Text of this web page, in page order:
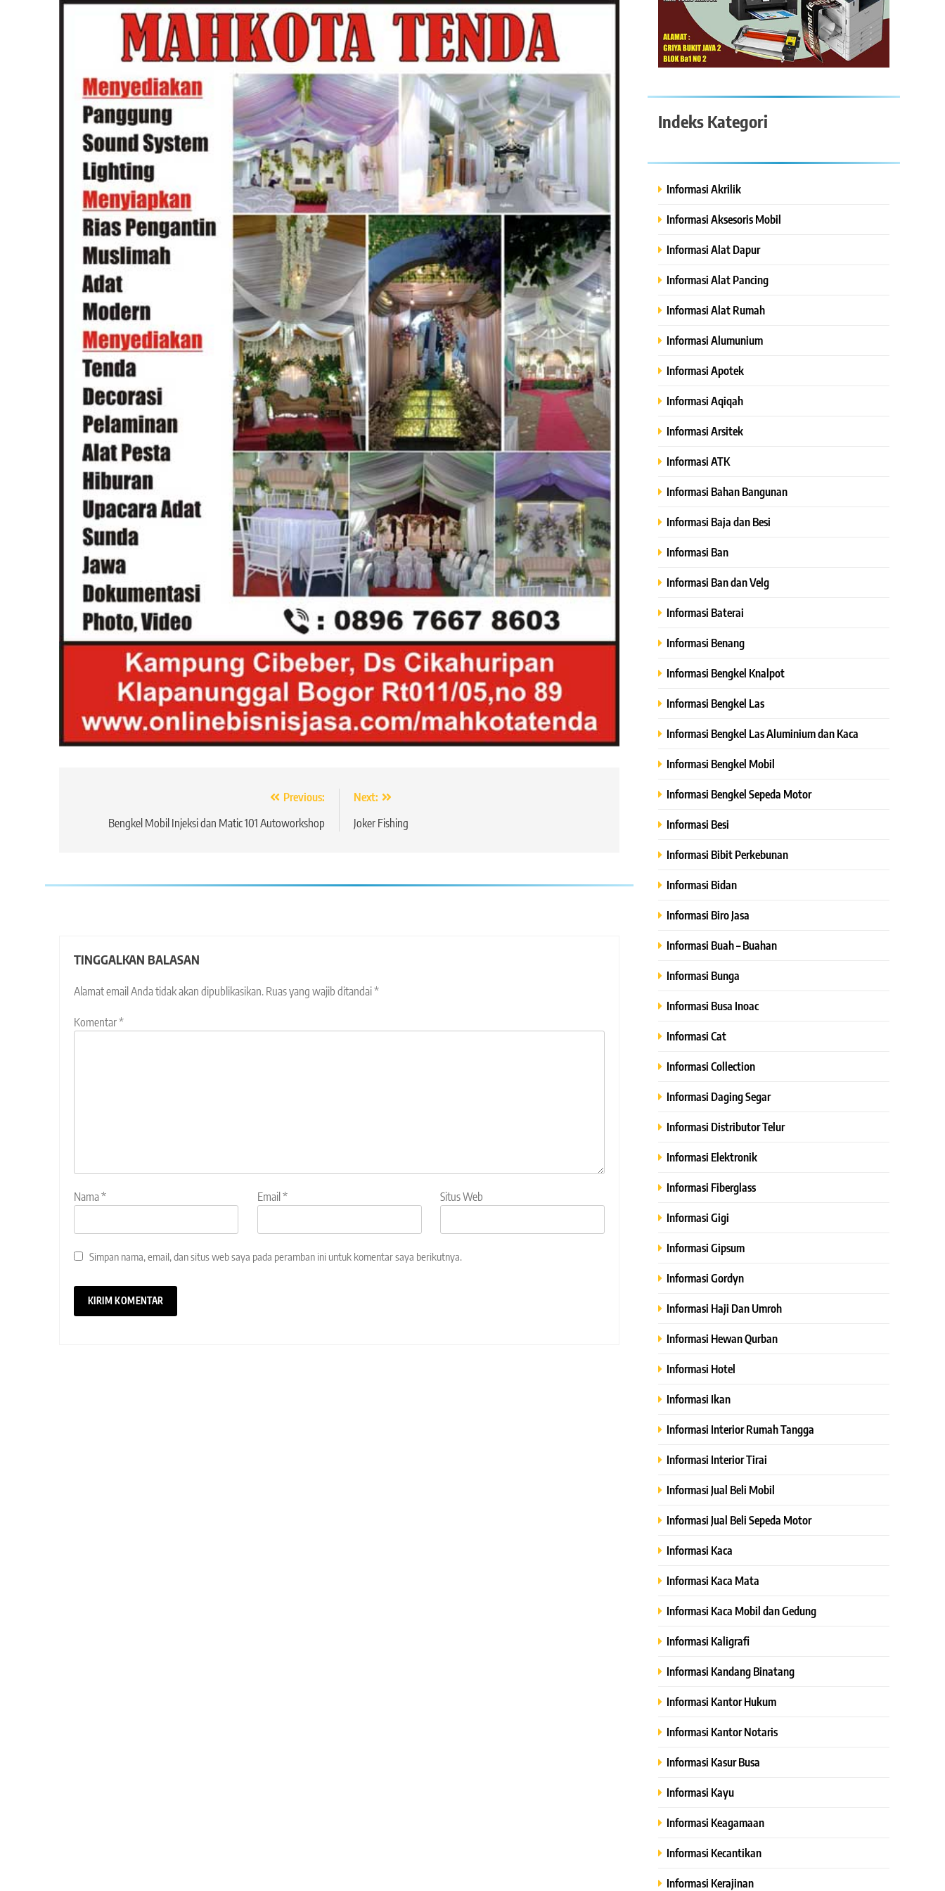
Previous:
Bengkel Mobil Injeksi dan Matic 101 Autoworkshop
Next:
Joker Fishing
TINGGALKAN BALASAN
Alamat email Anda tidak akan dipublikasikan. Ruas yang wajib ditandai*
Komentar*
Nama* Email * Situs Web
Simpan nama, email, dan situs web saya pada peramban ini untuk komentar saya berikutnya.
Indeks Kategori
Informasi Akrilik
Informasi Aksesoris Mobil
Informasi Alat Dapur
Informasi Alat Pancing
Informasi Alat Rumah
Informasi Alumunium
Informasi Apotek
Informasi Aqiqah
Informasi Arsitek
Informasi ATK
Informasi Bahan Bangunan
Informasi Baja dan Besi
Informasi Ban
Informasi Ban dan Velg
Informasi Baterai
Informasi Benang
Informasi Bengkel Knalpot
Informasi Bengkel Las
Informasi Bengkel Las Aluminium dan Kaca
Informasi Bengkel Mobil
Informasi Bengkel Sepeda Motor
Informasi Besi
Informasi Bibit Perkebunan
Informasi Bidan
Informasi Biro Jasa
Informasi Buah – Buahan
Informasi Bunga
Informasi Busa Inoac
Informasi Cat
Informasi Collection
Informasi Daging Segar
Informasi Distributor Telur
Informasi Elektronik
Informasi Fiberglass
Informasi Gigi
Informasi Gipsum
Informasi Gordyn
Informasi Haji Dan Umroh
Informasi Hewan Qurban
Informasi Hotel
Informasi Ikan
Informasi Interior Rumah Tangga
Informasi Interior Tirai
Informasi Jual Beli Mobil
Informasi Jual Beli Sepeda Motor
Informasi Kaca
Informasi Kaca Mata
Informasi Kaca Mobil dan Gedung
Informasi Kaligrafi
Informasi Kandang Binatang
Informasi Kantor Hukum
Informasi Kantor Notaris
Informasi Kasur Busa
Informasi Kayu
Informasi Keagamaan
Informasi Kecantikan
Informasi Kerajinan